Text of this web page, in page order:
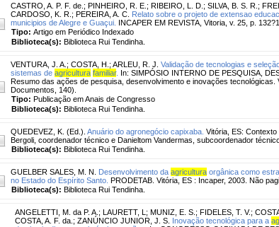
CASTRO, A. P. F. de. ; PINHEIRO, R. E. ; RIBEIRO, L. D. ; SILVA, B. S. R. ;
CARDOSO, K. R. ; PEREIRA, A. C. Relato sobre o projeto de extensao
municipios de Alegre e Guaçui. INCAPER EM REVISTA, Vitoria, v. 25, p.
Tipo: Artigo em Periódico Indexado
Biblioteca(s): Biblioteca Rui Tendinha.
VENTURA, J. A. ; COSTA, H. ; ARLEU, R. J. Validação de tecnologias e
sistemas de agricultura familiar. In: SIMPÓSIO INTERNO DE PESQUISA,
Resumo das ações de pesquisa, desenvolvimento e inovações tecnológicas.
Documentos, 140).
Tipo: Publicação em Anais de Congresso
Biblioteca(s): Biblioteca Rui Tendinha.
QUEDEVEZ, K. (Ed.). Anuário do agronegócio capixaba. Vitória, ES:
Bergoli, coordenador técnico e Danieltom Vandermas, subcoordenador
Biblioteca(s): Biblioteca Rui Tendinha.
GUELBER SALES, M. N. Desenvolvimento da agricultura orgânica como
no Estado do Espírito Santo. PRODETAB. Vitória, ES : Incaper, 2003. Não
Biblioteca(s): Biblioteca Rui Tendinha.
ANGELETTI, M. da P. A. ; LAURETT, L ; MUNIZ, E. S. ; FIDELES, T. V.;
COSTA, A. F. da. ; ZANÚNCIO JUNIOR, J. S. Inovação tecnológica para a